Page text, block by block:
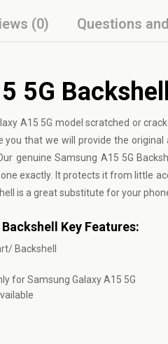
(0) Questions
5G
A15 5G model scratched or
you that we will provide the
genuine Samsung A15 5G
exactly. It protects it from little
is a great substitute for your
Key Features:
Backshell
for Samsung Galaxy A15 5G